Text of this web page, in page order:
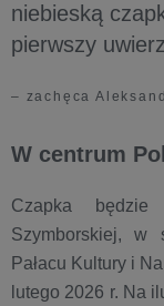
niebieską
pierwszy
– zachęca
W centrum
Czapka będzie
Szymborskiej, w
Pałacu Kultury i
lutego 2026 r. Na